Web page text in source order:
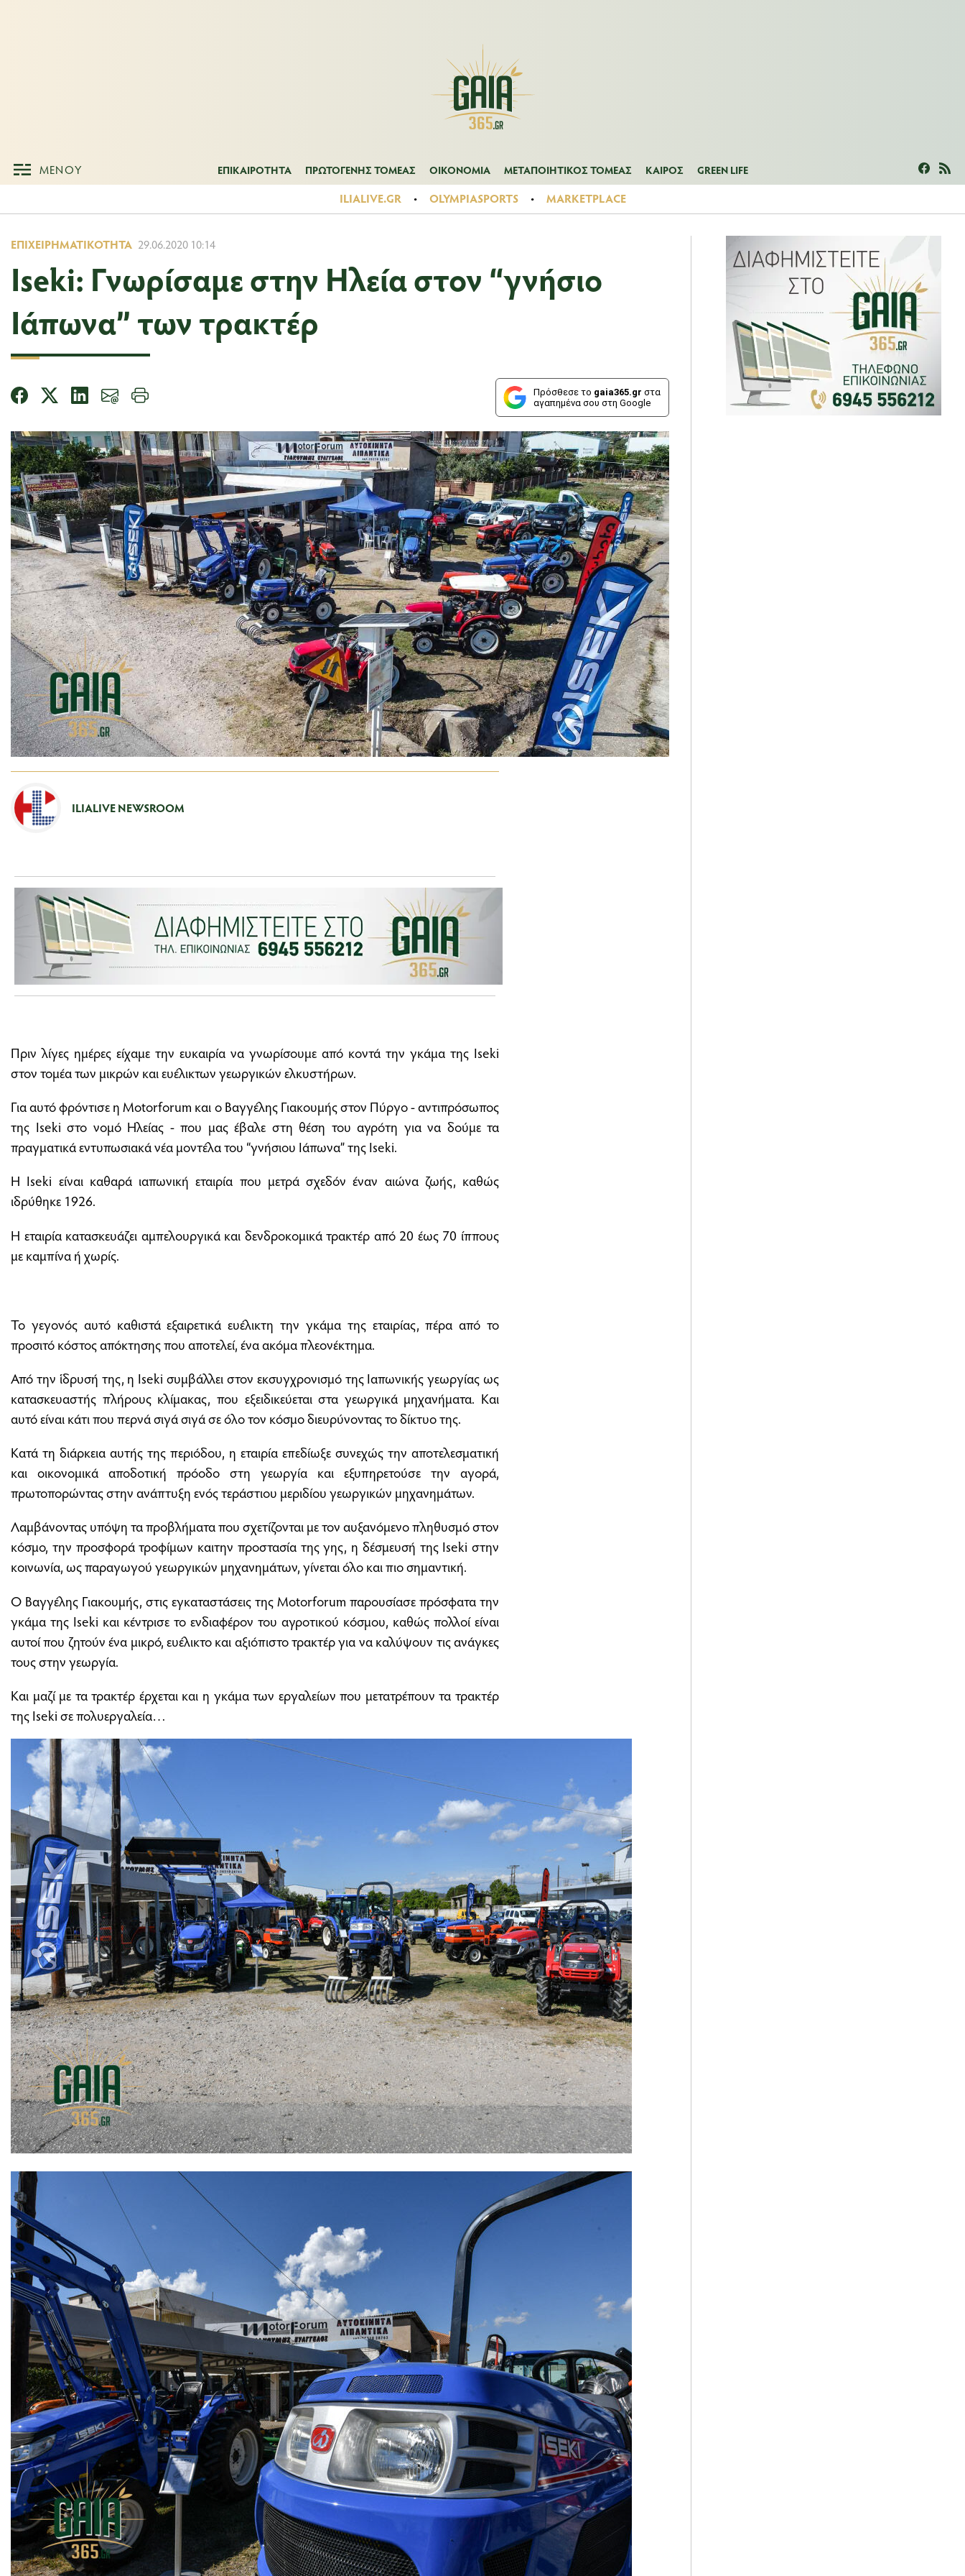
ΜΕΝΟΥ ΕΠΙΚΑΙΡΟΤΗΤΑ ΠΡΩΤΟΓΕΝΗΣ ΤΟΜΕΑΣ ΟΙΚΟΝΟΜΙΑ ΜΕΤΑΠΟΙΗΤΙΚΟΣ ΤΟΜΕΑΣ ΚΑΙΡΟΣ GREEN LIFE
ILIALIVE.GR OLYMPIASPORTS MARKETPLACE
ΕΠΙΧΕΙΡΗΜΑΤΙΚΌΤΗΤΑ 29.06.2020 10:14
Iseki: Γνωρίσαμε στην Ηλεία στον “γνήσιο
Ιάπωνα” των τρακτέρ
Πρόσθεσε το gaia365.gr στα
αγαπημένα σου στη Google
ILIALIVE NEWSROOM
Πριν λίγες ημέρες είχαμε την ευκαιρία να γνωρίσουμε από κοντά την γκάμα της Iseki
στον τομέα των μικρών και ευέλικτων γεωργικών ελκυστήρων.
Για αυτό φρόντισε η Motorforum και ο Βαγγέλης Γιακουμής στον Πύργο - αντιπρόσωπος
της Iseki στο νομό Ηλείας - που μας έβαλε στη θέση του αγρότη για να δούμε τα
πραγματικά εντυπωσιακά νέα μοντέλα του “γνήσιου Ιάπωνα” της Iseki.
Η Iseki είναι καθαρά ιαπωνική εταιρία που μετρά σχεδόν έναν αιώνα ζωής, καθώς
ιδρύθηκε 1926.
Η εταιρία κατασκευάζει αμπελουργικά και δενδροκομικά τρακτέρ από 20 έως 70 ίππους
με καμπίνα ή χωρίς.
Το γεγονός αυτό καθιστά εξαιρετικά ευέλικτη την γκάμα της εταιρίας, πέρα από το
προσιτό κόστος απόκτησης που αποτελεί, ένα ακόμα πλεονέκτημα.
Από την ἱδρυσή της, η Iseki συμβάλλει στον εκσυγχρονισμό της Ιαπωνικής γεωργίας ως
κατασκευαστής πλήρους κλίµακας, που εξειδικεύεται στα γεωργικά μηχανήματα. Και
αυτό είναι κάτι που περνά σιγά σιγά σε όλο τον κόσμο διευρύνοντας το δίκτυο της.
Kατά τη διάρκεια αυτής της περιόδου, η εταιρία επεδίωξε συνεχώς την αποτελεσματική
και οικονομικά αποδοτική πρόοδο στη γεωργία και εξυπηρετούσε την αγορά,
πρωτοπορώντας στην ανάπτυξη ενός τεράστιου μεριδίου γεωργικών μηχανημάτων.
Λαμβάνοντας υπόψη τα προβλήµατα που σχετίζονται µε τον αυξανόμενο πληθυσμό στον
κόσµο, την προσφορά τροφίµων καιτην προστασία της γης, η δέσμευσή της Iseki στην
κοινωνία, ως παραγωγού γεωργικών μηχανημάτων, γίνεται όλο και πιο σηµαντική.
Ο Βαγγέλης Γιακουμής, στις εγκαταστάσεις της Motorforum παρουσίασε πρόσφατα την
γκάμα της Iseki και κέντρισε το ενδιαφέρον του αγροτικού κόσμου, καθώς πολλοί είναι
αυτοί που ζητούν ένα μικρό, ευέλικτο και αξιόπιστο τρακτέρ για να καλύψουν τις ανάγκες
τους στην γεωργία.
Και μαζί με τα τρακτέρ έρχεται και η γκάμα των εργαλείων που μετατρέπουν τα τρακτέρ
της Iseki σε πολυεργαλεία…